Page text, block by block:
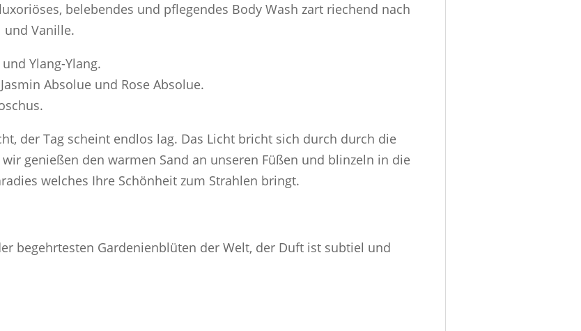
belebendes und pflegendes Body Wash zart riechend nach
und Vanille.
Ylang-Ylang.
Absolue und Rose Absolue.
der Tag scheint endlos lag. Das Licht bricht sich durch durch die
genießen den warmen Sand an unseren Füßen und blinzeln in die
welches Ihre Schönheit zum Strahlen bringt.
begehrtesten Gardenienblüten der Welt, der Duft ist subtiel und